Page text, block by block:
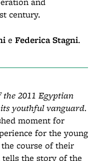
century.
e Federica Stagni.
2011 Egyptian
youthful vanguard.
moment for
for the young
course of their
tells the story of the